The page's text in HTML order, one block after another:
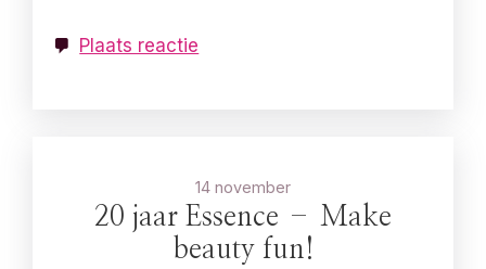
Plaats reactie
14 november
20 jaar Essence – Make
beauty fun!